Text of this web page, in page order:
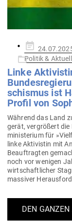
Gepostet
am
Politik &
Linke
schismus ist
Profil von
Während das Land
gerät, ver­größert
mi­nis­terium für
linke Akti­vistin mit
Beauf­­tragten
noch vor wenigen
wirt­schaft­licher
mas­siver
DEN